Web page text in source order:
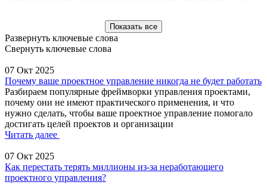
Способы контроля Запуск проектной деятельности
методология управления проектами 2021
командой Вебинар Инструменты УП
Контроль качества Конференция РМО 2017
Методология
Трекинг проектов
Управление изменениями
Управление портфелем Управление проектами
Показать все
Развернуть ключевые слова
Свернуть ключевые слова
07 Окт 2025
Почему ваше проектное управление никогда не будет работать
Разбираем популярные фреймворки управления проектами,
почему они не имеют практического применения, и что
нужно сделать, чтобы ваше проектное управление помогало
достигать целей проектов и организации
Читать далее
07 Окт 2025
Как перестать терять миллионы из-за неработающего
проектного управления?